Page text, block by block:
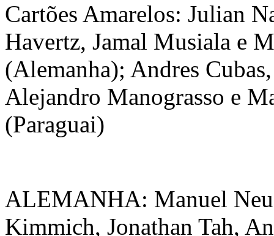
Cartões Amarelos: Julian
Havertz, Jamal Musiala e
(Alemanha); Andres
Alejandro Manograsso e
(Paraguai)
ALEMANHA: Manuel
Kimmich, Jonathan Tah,